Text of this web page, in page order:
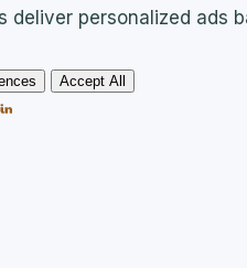
deliver personalized ads
Accept All